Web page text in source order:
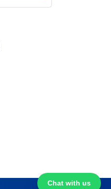
Chat with us